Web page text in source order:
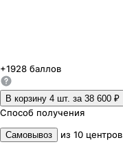
+1928 баллов
В корзину 4 шт. за 38 600 ₽
Способ получения
Самовывоз из 10 центров